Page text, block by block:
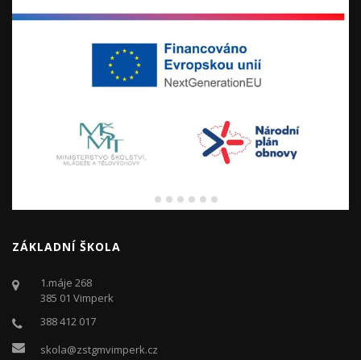
ZÁKLADNÍ ŠKOLA
1.máje 268
385 01 Vimperk
388 412 017
skola@zstgmvimperk.cz